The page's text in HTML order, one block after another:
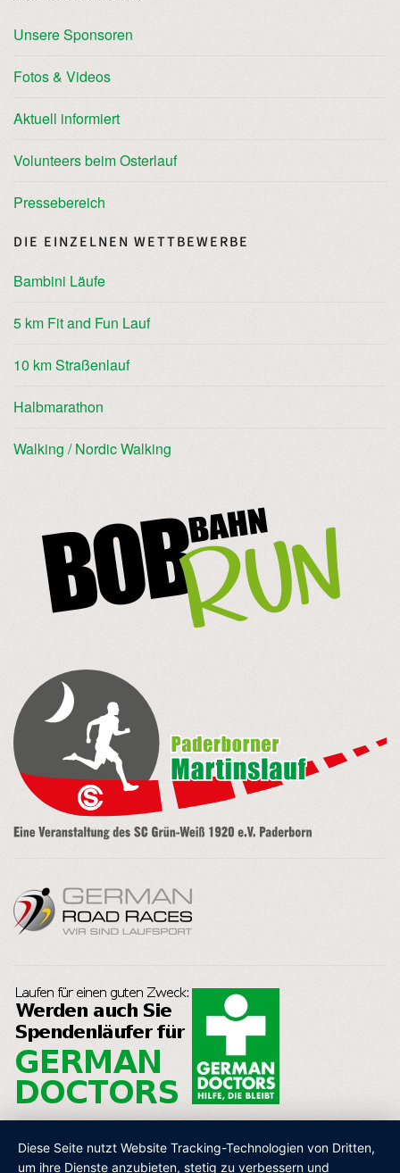
Unsere Sponsoren
Fotos & Videos
Aktuell informiert
Volunteers beim Osterlauf
Pressebereich
DIE EINZELNEN WETTBEWERBE
Bambini Läufe
5 km Fit and Fun Lauf
10 km Straßenlauf
Halbmarathon
Walking / Nordic Walking
Diese Seite nutzt Website Tracking-Technologien von Dritten,
um ihre Dienste anzubieten, stetig zu verbessern und